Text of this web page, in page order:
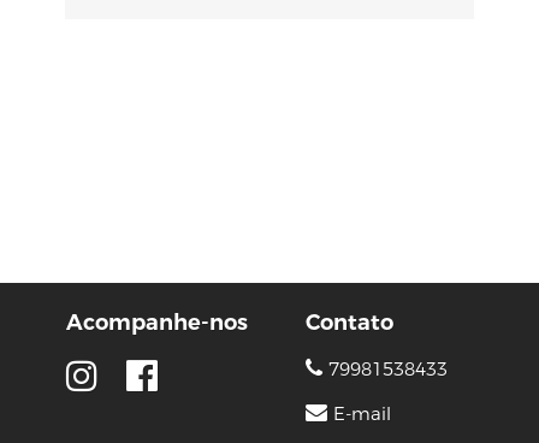
Acompanhe-nos Contato
79981538433
E-mail